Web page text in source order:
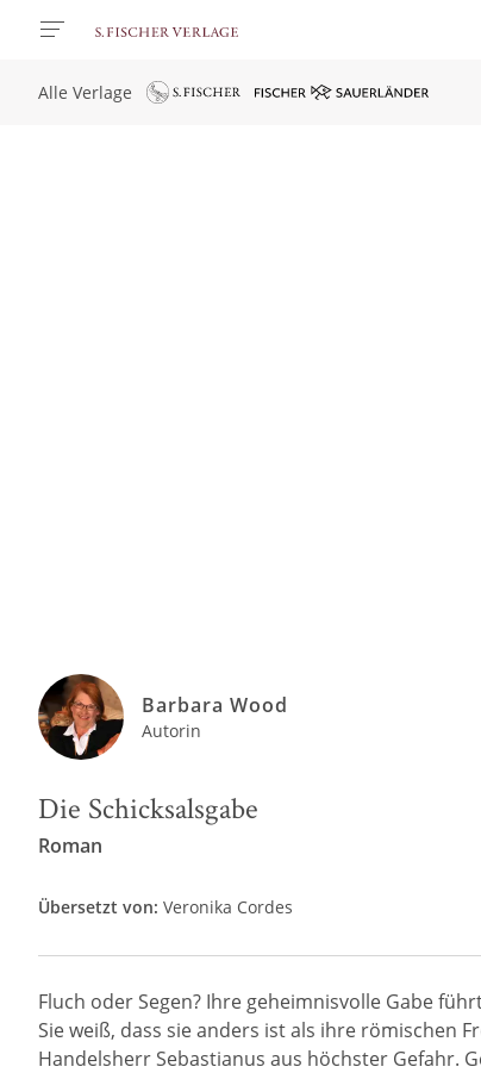
Alle Verlage
Barbara Wood
Autorin
Die Schicksalsgabe
Roman
Übersetzt von: Veronika Cordes
Fluch oder Segen? Ihre geheimnisvolle Gabe
Sie weiß, dass sie anders ist als ihre römischen
Handelsherr Sebastianus aus höchster Gefahr.